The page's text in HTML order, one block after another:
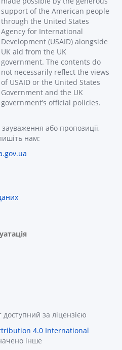
support of the American people
through the United States
Agency for International
Development (USAID) alongside
UK aid from the UK
government. The contents do
not necessarily reflect the views
of USAID or the United States
Government and the UK
government’s official policies.
або пропозиції,
нам:
доступний за ліцензією
4.0 International
інше